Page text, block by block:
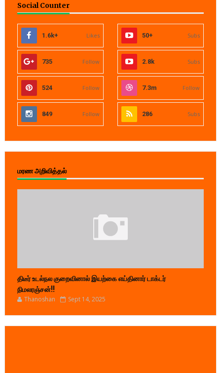
Social Counter
1.6k+ Likes 50+ Subs
735 Follow 2.8k Subs
524 Follow 7.3m Follow
849 Follow 286 Subs
மரண அறிவித்தல்
திடீர் உடல்நல குறைவினால் இயற்கை எய்தினார் டாக்டர்
நிமலரஞ்சன்!!
Thanoshan Sept 14, 2025